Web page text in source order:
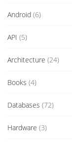
Android (6)
API (5)
Architecture (24)
Books (4)
Databases (72)
Hardware (3)